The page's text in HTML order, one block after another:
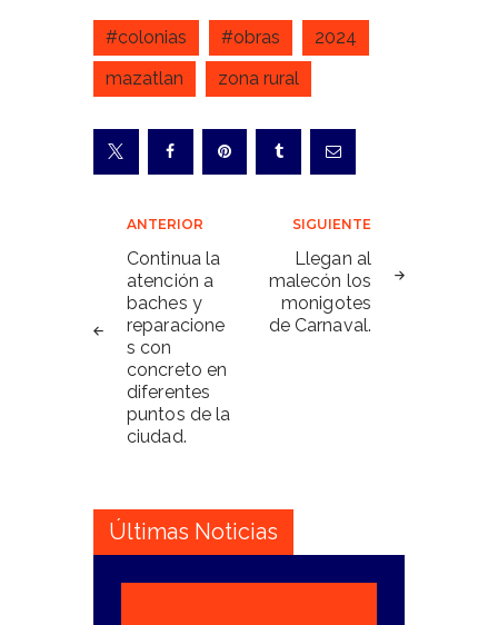
#colonias #obras
2024
mazatlan
zona rural
Navegación
de
entradas
ANTERIOR
Continua la
atención a
baches y
reparacione
s con
concreto en
diferentes
puntos de la
ciudad.
SIGUIENTE
Llegan al
malecón los
monigotes
de Carnaval.
Últimas Noticias